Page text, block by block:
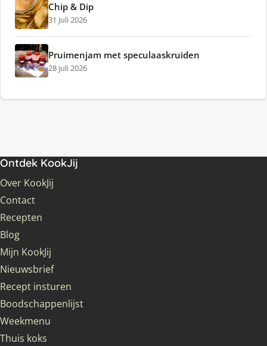
Chip & Dip
31 juli 2026
Pruimenjam met speculaaskruiden
28 juli 2026
Ontdek KookJij
Over KookJij
Contact
Recepten
Blog
Mijn KookJij
Nieuwsbrief
Recept insturen
Boodschappenlijst
Weekmenu
Thuis koks